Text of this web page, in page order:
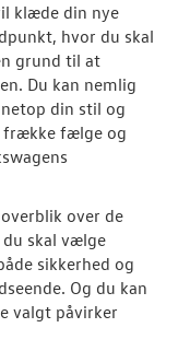
Modeller
ID. Polo
T-Roc
ID. Cross
ID.3 Neo
klæde din nye
hvor du skal
grund til at
Du kan nemlig
din stil og
frække fælge og
over de
skal vælge
sikkerhed og
Og du kan
valgt påvirker